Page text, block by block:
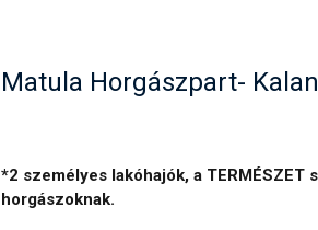
Matula Horgászpart-
*2 személyes lakóhajók, a
horgászoknak.